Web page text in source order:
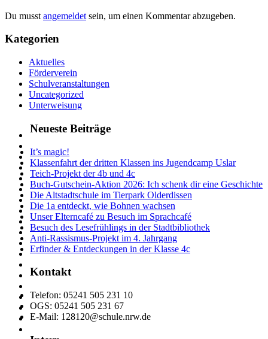
Du musst angemeldet sein, um einen Kommentar abzugeben.
Kategorien
Aktuelles
Förderverein
Schulveranstaltungen
Uncategorized
Unterweisung
Neueste Beiträge
It’s magic!
Klassenfahrt der dritten Klassen ins Jugendcamp Uslar
Teich-Projekt der 4b und 4c
Buch-Gutschein-Aktion 2026: Ich schenk dir eine Geschichte
Die Altstadtschule im Tierpark Olderdissen
Die 1a entdeckt, wie Bohnen wachsen
Unser Elterncafé zu Besuch im Sprachcafé
Besuch des Lesefrühlings in der Stadtbibliothek
Anti-Rassismus-Projekt im 4. Jahrgang
Erfinder & Entdeckungen in der Klasse 4c
Kontakt
Telefon: 05241 505 231 10
OGS: 05241 505 231 67
E-Mail: 128120@schule.nrw.de